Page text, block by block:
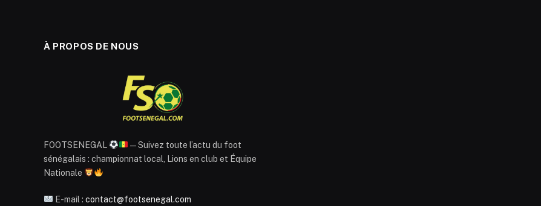
À PROPOS DE NOUS
FOOTSENEGAL
— Suivez toute l’actu du foot
sénégalais : championnat local, Lions en club et Équipe
Nationale
E-mail : contact@footsenegal.com